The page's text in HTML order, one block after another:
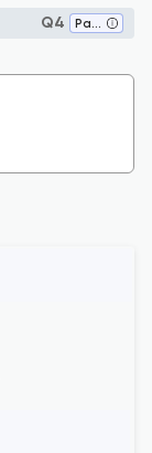
Q4 Parasitology